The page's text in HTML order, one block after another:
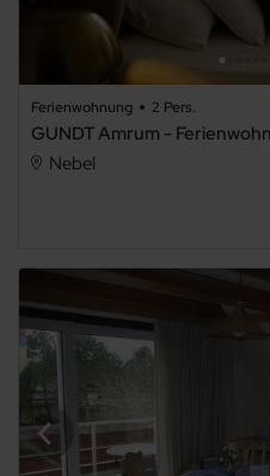
Ferienwohnung 2 Pers.
GUNDT Amrum -
Nebel